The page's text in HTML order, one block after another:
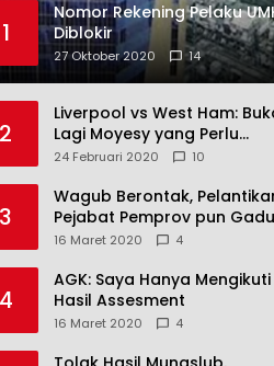
1
Nomor Rekening Pelaku
Diblokir
27 Oktober 2020 14
2
Liverpool vs West Ham:
Lagi Moyesy yang Perlu
Ditakuti
24 Februari 2020 10
3
Wagub Berontak,
Pejabat Pemprov pun
16 Maret 2020 4
4
AGK: Saya Hanya Mengikuti
Hasil Assesment
16 Maret 2020 4